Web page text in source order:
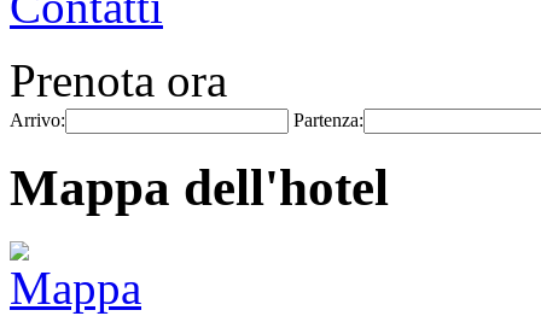
Prenota ora
Arrivo: Partenza:
Mappa dell'hotel